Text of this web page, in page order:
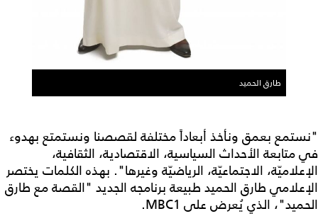
طارق الحميد
"نستمع بعمق ونأخذ أبعاداً مختلفة لقصصنا ونستمتع بهدوء
في متابعة الأحداث السياسية، الاقتصادية، الثقافية،
الإعلاميّة، الاجتماعيّة، الرياضيّة وغيرها". بهذه الكلمات يختصر
الإعلامي طارق الحميد طبيعة برنامجه الجديد "القصة مع طارق
الحميد"، الذي يُعرض على MBC1.